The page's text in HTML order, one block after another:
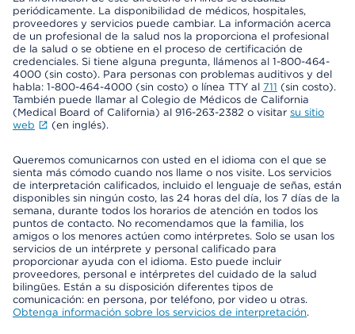
periódicamente. La disponibilidad de médicos, hospitales,
proveedores y servicios puede cambiar. La información acerca
de un profesional de la salud nos la proporciona el profesional
de la salud o se obtiene en el proceso de certificación de
credenciales. Si tiene alguna pregunta, llámenos al 1-800-464-
4000 (sin costo). Para personas con problemas auditivos y del
habla: 1-800-464-4000 (sin costo) o línea TTY al 711 (sin costo).
También puede llamar al Colegio de Médicos de California
(Medical Board of California) al 916-263-2382 o visitar su sitio
web
(en inglés).
Queremos comunicarnos con usted en el idioma con el que se
sienta más cómodo cuando nos llame o nos visite. Los servicios
de interpretación calificados, incluido el lenguaje de señas, están
disponibles sin ningún costo, las 24 horas del día, los 7 días de la
semana, durante todos los horarios de atención en todos los
puntos de contacto. No recomendamos que la familia, los
amigos o los menores actúen como intérpretes. Solo se usan los
servicios de un intérprete y personal calificado para
proporcionar ayuda con el idioma. Esto puede incluir
proveedores, personal e intérpretes del cuidado de la salud
bilingües. Están a su disposición diferentes tipos de
comunicación: en persona, por teléfono, por video u otras.
Obtenga información sobre los servicios de interpretación.